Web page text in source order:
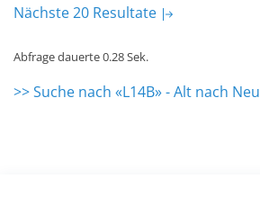
Nächste 20 Resultate
Abfrage dauerte 0.28 Sek.
>> Suche nach «L14B» - Alt nach Neu